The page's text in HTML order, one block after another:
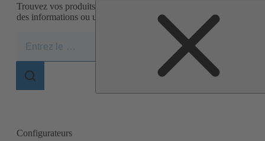
Trouvez vos produits et pièces de
rechange en moins de trois minutes.
Trouvez vos produits, numéros de matériau ou numéros de série
des informations ou un achat
Champ
Configurateurs